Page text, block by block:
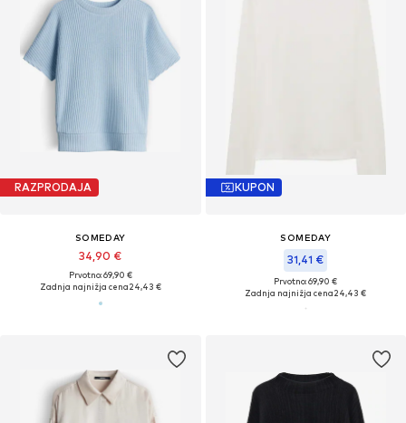
RAZPRODAJA
SOMEDAY
34,90 €
Prvotno: 69,90 €
Zadnja najnižja cena24,43 €
KUPON
SOMEDAY
31,41 €
Prvotno: 69,90 €
Zadnja najnižja cena24,43 €